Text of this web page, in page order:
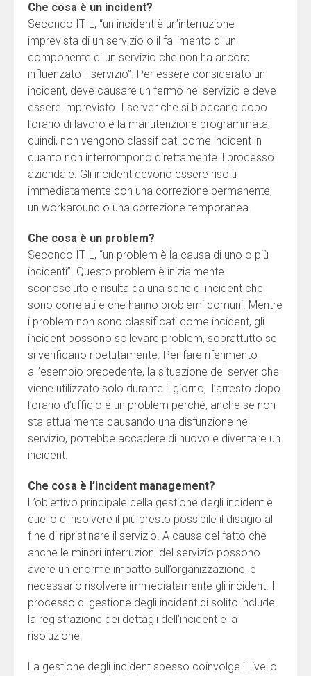
Che cosa è un incident?
Secondo ITIL, “un incident è un’interruzione
imprevista di un servizio o il fallimento di un
componente di un servizio che non ha ancora
influenzato il servizio”. Per essere considerato un
incident, deve causare un fermo nel servizio e deve
essere imprevisto. I server che si bloccano dopo
l’orario di lavoro e la manutenzione programmata,
quindi, non vengono classificati come incident in
quanto non interrompono direttamente il processo
aziendale. Gli incident devono essere risolti
immediatamente con una correzione permanente,
un workaround o una correzione temporanea.
Che cosa è un problem?
Secondo ITIL, “un problem è la causa di uno o più
incidenti”. Questo problem è inizialmente
sconosciuto e risulta da una serie di incident che
sono correlati e che hanno problemi comuni. Mentre
i problem non sono classificati come incident, gli
incident possono sollevare problem, soprattutto se
si verificano ripetutamente. Per fare riferimento
all’esempio precedente, la situazione del server che
viene utilizzato solo durante il giorno, l’arresto dopo
l’orario d’ufficio è un problem perché, anche se non
sta attualmente causando una disfunzione nel
servizio, potrebbe accadere di nuovo e diventare un
incident.
Che cosa è l’incident management?
L’obiettivo principale della gestione degli incident è
quello di risolvere il più presto possibile il disagio al
fine di ripristinare il servizio. A causa del fatto che
anche le minori interruzioni del servizio possono
avere un enorme impatto sull’organizzazione, è
necessario risolvere immediatamente gli incident. Il
processo di gestione degli incident di solito include
la registrazione dei dettagli dell’incident e la
risoluzione.
La gestione degli incident spesso coinvolge il livello